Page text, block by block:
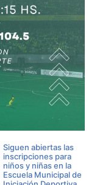
Siguen abiertas las
inscripciones para
niños y niñas en la
Escuela Municipal de